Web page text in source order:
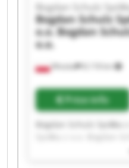
Wioska 8,118 km
Bogdan Schulz
Bogdan Schulz
o.o. Bogdan
o.o.
Price info
Bogdan Schulz Spółka
Schulz Spółka z o.o.